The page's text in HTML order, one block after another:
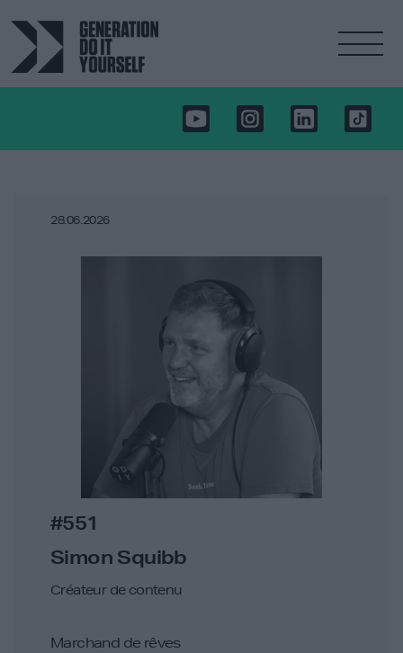
28.06.2026
#551
Simon Squibb
Créateur de contenu
Marchand de rêves